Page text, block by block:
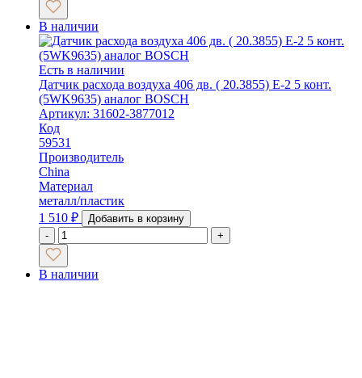
В наличии
Есть в наличии
Датчик расхода воздуха 406 дв. ( 20.3855) Е-2 5 конт.
(5WK9635) аналог BOSCH
Артикул: 31602-3877012
Код
59531
Производитель
China
Материал
металл/пластик
1 510 ₽
Добавить в корзину
-
+
В наличии